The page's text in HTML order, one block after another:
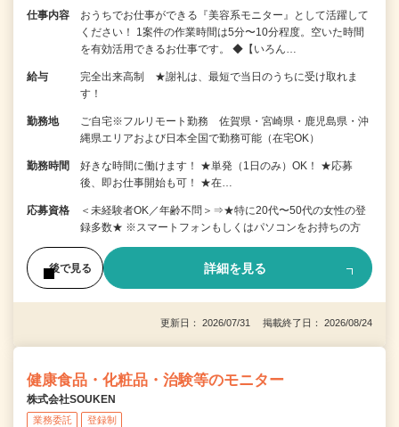
仕事内容
おうちでお仕事ができる『美容系モニター』として活躍して
ください！ 1案件の作業時間は5分〜10分程度。空いた時間
を有効活用できるお仕事です。 ◆【いろん…
給与
完全出来高制 ★謝礼は、最短で当日のうちに受け取れま
す！
勤務地
ご自宅※フルリモート勤務 佐賀県・宮崎県・鹿児島県・沖
縄県エリアおよび日本全国で勤務可能（在宅OK）
勤務時間
好きな時間に働けます！ ★単発（1日のみ）OK！ ★応募
後、即お仕事開始も可！ ★在…
応募資格
＜未経験者OK／年齢不問＞⇒★特に20代〜50代の女性の登
録多数★ ※スマートフォンもしくはパソコンをお持ちの方
後で見る 詳細を見る
更新日： 2026/07/31 掲載終了日： 2026/08/24
健康食品・化粧品・治験等のモニター
株式会社SOUKEN
業務委託 登録制